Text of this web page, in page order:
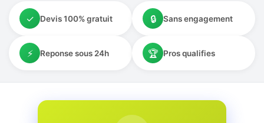
✓ Devis 100% gratuit 🔒 Sans engagement
⚡ Reponse sous 24h 🏆 Pros qualifies